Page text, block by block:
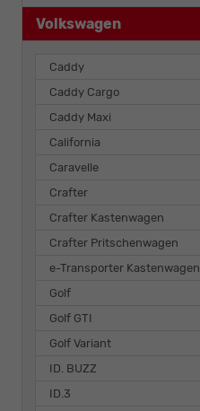
Volkswagen
Caddy
Caddy Cargo
Caddy Maxi
California
Caravelle
Crafter
Crafter Kastenwagen
Crafter Pritschenwagen
e-Transporter Kastenwagen
Golf
Golf GTI
Golf Variant
ID. BUZZ
ID.3